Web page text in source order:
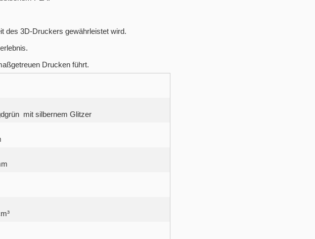
des 3D-Druckers gewährleistet wird.
Drucken führt.
mit silbernem Glitzer